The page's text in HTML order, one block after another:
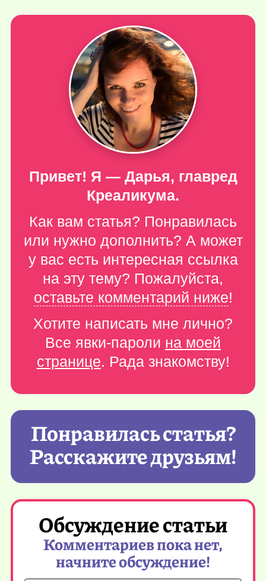
Привет! Я — Дарья, главред
Креаликума.
Как вам статья? Понравилась
или нужно дополнить? А может
у вас есть интересная ссылка
на эту тему? Пожалуйста,
оставьте комментарий ниже!
Хотите написать мне лично?
Все явки-пароли на моей
странице. Рада знакомству!
Понравилась статья?
Расскажите друзьям!
Обсуждение статьи
Комментариев пока нет,
начните обсуждение!